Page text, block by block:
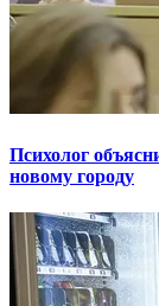
Психолог
новому городу